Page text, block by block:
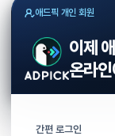
애드픽 개인 회원
이제
온라
간편 로그인